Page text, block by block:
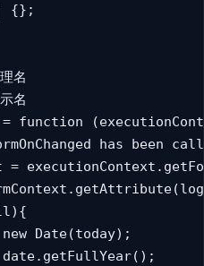
{};
名
名
function
has been
=
Date(today);